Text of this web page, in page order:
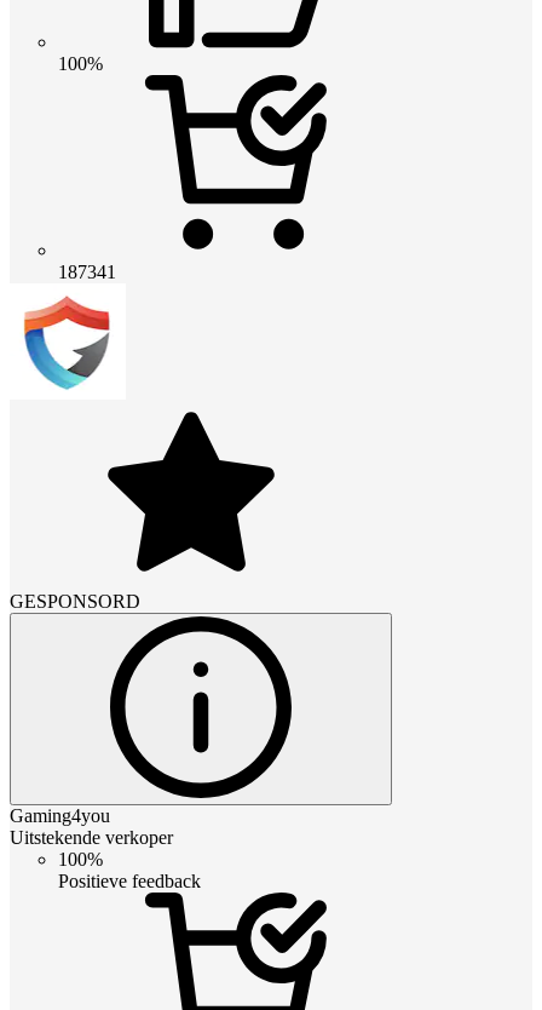
100%
187341
GESPONSORD
Gaming4you
Uitstekende verkoper
100%
Positieve feedback